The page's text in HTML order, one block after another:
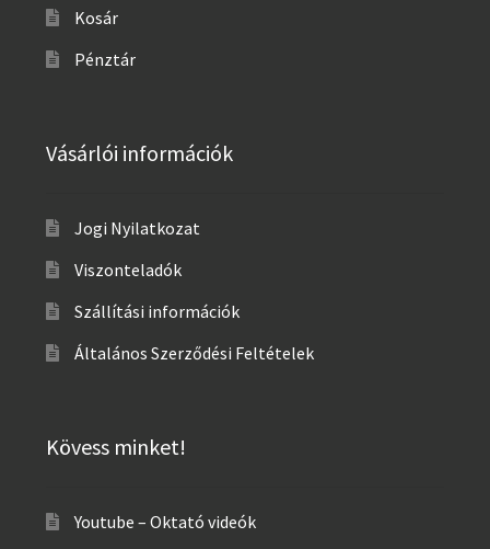
Kosár
Pénztár
Vásárlói információk
Jogi Nyilatkozat
Viszonteladók
Szállítási információk
Általános Szerződési Feltételek
Kövess minket!
Youtube – Oktató videók